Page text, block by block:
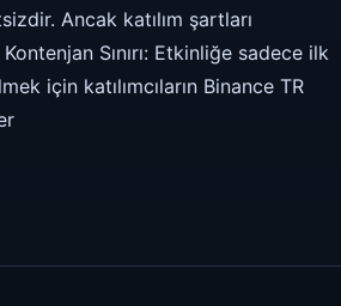
Ancak katılım şartları
Sınırı: Etkinliğe sadece ilk
için katılımcıların Binance TR